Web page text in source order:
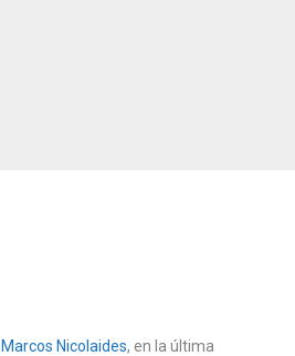
Marcos Nicolaides, en la última